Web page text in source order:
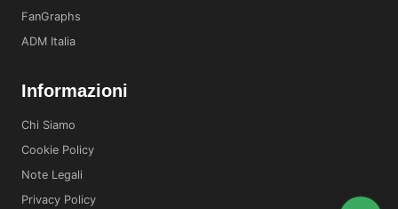
FanGraphs
ADM Italia
Informazioni
Chi Siamo
Cookie Policy
Note Legali
Privacy Policy